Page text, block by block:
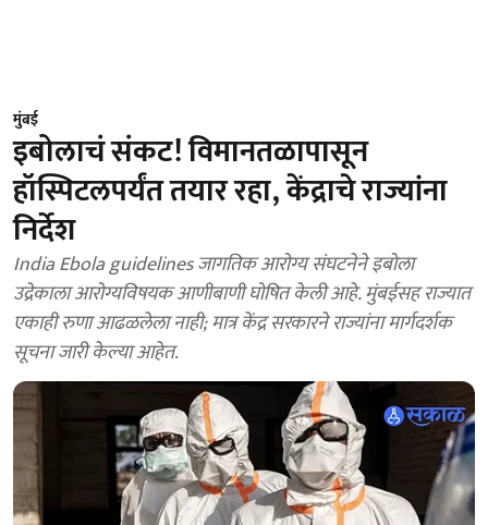
मुंबई
इबोलाचं संकट! विमानतळापासून
हॉस्पिटलपर्यंत तयार रहा, केंद्राचे राज्यांना
निर्देश
India Ebola guidelines जागतिक आरोग्य संघटनेने इबोला
उद्रेकाला आरोग्यविषयक आणीबाणी घोषित केली आहे. मुंबईसह राज्यात
एकाही रुणा आढळलेला नाही; मात्र केंद्र सरकारने राज्यांना मार्गदर्शक
सूचना जारी केल्या आहेत.